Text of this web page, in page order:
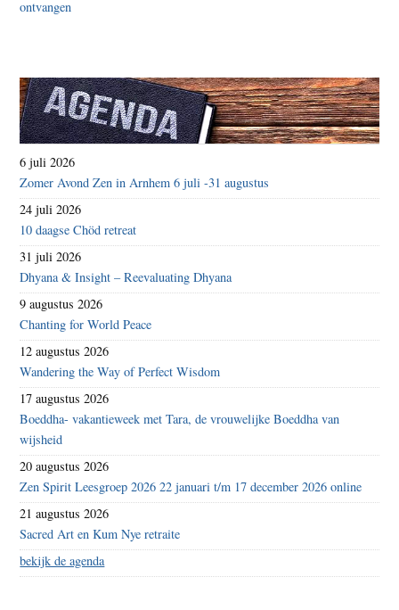
6 juli 2026
Zomer Avond Zen in Arnhem 6 juli -31 augustus
24 juli 2026
10 daagse Chöd retreat
31 juli 2026
Dhyana & Insight – Reevaluating Dhyana
9 augustus 2026
Chanting for World Peace
12 augustus 2026
Wandering the Way of Perfect Wisdom
17 augustus 2026
Boeddha- vakantieweek met Tara, de vrouwelijke Boeddha van
wijsheid
20 augustus 2026
Zen Spirit Leesgroep 2026 22 januari t/m 17 december 2026 online
21 augustus 2026
Sacred Art en Kum Nye retraite
bekijk de agenda